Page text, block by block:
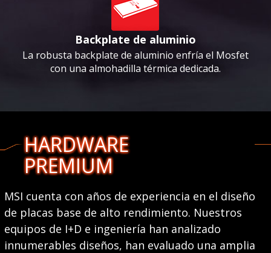
Backplate de aluminio
La robusta backplate de aluminio enfría el Mosfet
con una almohadilla térmica dedicada.
HARDWARE
PREMIUM
MSI cuenta con años de experiencia en el diseño
de placas base de alto rendimiento. Nuestros
equipos de I+D e ingeniería han analizado
innumerables diseños, han evaluado una amplia